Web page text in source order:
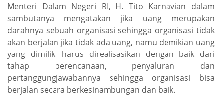
Menteri Dalam Negeri RI, H. Tito Karnavian dalam
sambutanya mengatakan jika uang merupakan
darahnya sebuah organisasi sehingga organisasi tidak
akan berjalan jika tidak ada uang, namu demikian uang
yang dimiliki harus direalisasikan dengan baik dari
tahap perencanaan, penyaluran dan
pertanggungjawabannya sehingga organisasi bisa
berjalan secara berkesinambungan dan baik.